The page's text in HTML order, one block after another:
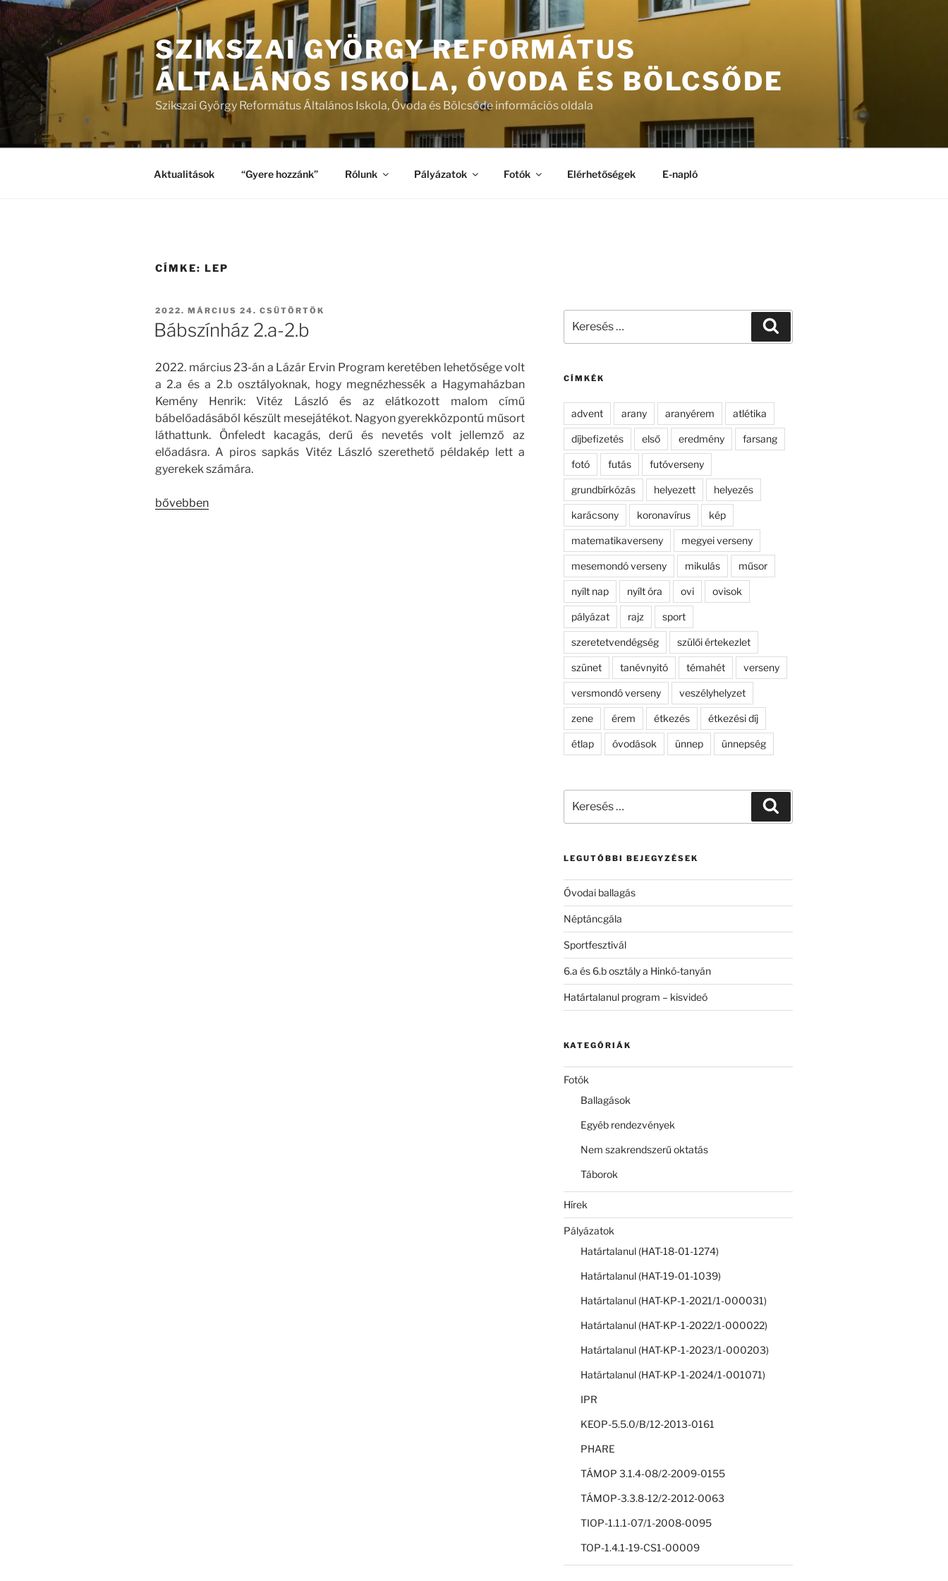
Tartalomhoz
SZIKSZAI GYÖRGY REFORMÁTUS
ÁLTALÁNOS ISKOLA, ÓVODA ÉS BÖLCSŐDE
Szikszai György Református Általános Iskola, Óvoda és Bölcsőde információs oldala
Aktualitások “Gyere hozzánk” Rólunk Pályázatok Fotók Elérhetőségek E-napló
CÍMKE: LEP
BEKÜLDVE:
2022. MÁRCIUS 24. CSÜTÖRTÖK
Bábszínház 2.a-2.b
2022. március 23-án a Lázár Ervin Program keretében lehetősége volt
a 2.a és a 2.b osztályoknak, hogy megnézhessék a Hagymaházban
Kemény Henrik: Vitéz László és az elátkozott malom című
bábelőadásából készült mesejátékot. Nagyon gyerekközpontú műsort
láthattunk. Önfeledt kacagás, derű és nevetés volt jellemző az
előadásra. A piros sapkás Vitéz László szerethető példakép lett a
gyerekek számára.
„Bábszínház
bővebben
következő
CÍMKÉK
advent arany aranyérem atlétika
díjbefizetés első eredmény farsang
fotó futás futóverseny
grundbírkózás helyezett helyezés
karácsony koronavírus kép
matematikaverseny megyei verseny
mesemondó verseny mikulás műsor
nyílt nap nyílt óra ovi ovisok
pályázat rajz sport
szeretetvendégség szülői értekezlet
szünet tanévnyitó témahét verseny
versmondó verseny veszélyhelyzet
zene érem étkezés étkezési díj
étlap óvodások ünnep ünnepség
következő
LEGUTÓBBI BEJEGYZÉSEK
Óvodai ballagás
Néptáncgála
Sportfesztivál
6.a és 6.b osztály a Hinkó-tanyán
Határtalanul program – kisvideó
KATEGÓRIÁK
Fotók
Ballagások
Egyéb rendezvények
Nem szakrendszerű oktatás
Táborok
Hírek
Pályázatok
Határtalanul (HAT-18-01-1274)
Határtalanul (HAT-19-01-1039)
Határtalanul (HAT-KP-1-2021/1-000031)
Határtalanul (HAT-KP-1-2022/1-000022)
Határtalanul (HAT-KP-1-2023/1-000203)
Határtalanul (HAT-KP-1-2024/1-001071)
IPR
KEOP-5.5.0/B/12-2013-0161
PHARE
TÁMOP 3.1.4-08/2-2009-0155
TÁMOP-3.3.8-12/2-2012-0063
TIOP-1.1.1-07/1-2008-0095
TOP-1.4.1-19-CS1-00009